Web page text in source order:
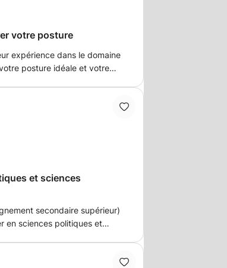
votre posture
expérience dans le domaine
posture idéale et votre
: prendre
et sciences
secondaire supérieur)
en sciences politiques et
les étudiants qui le